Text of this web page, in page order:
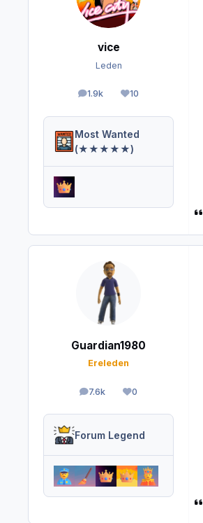
vice
Leden
1.9k
berichten10
Reputation
Most Wanted
(★★★★★)
Guardian1980
Ereleden
7.6k
berichten0
Reputation
Forum Legend